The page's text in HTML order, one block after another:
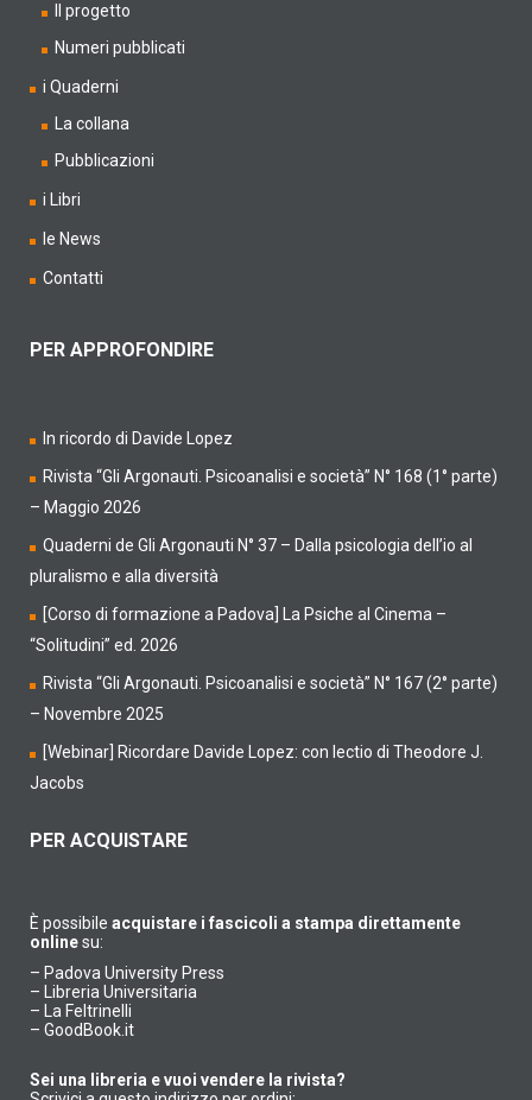
Il progetto
Numeri pubblicati
i Quaderni
La collana
Pubblicazioni
i Libri
le News
Contatti
PER APPROFONDIRE
In ricordo di Davide Lopez
Rivista “Gli Argonauti. Psicoanalisi e società” N° 168 (1° parte)
– Maggio 2026
Quaderni de Gli Argonauti N° 37 – Dalla psicologia dell’io al
pluralismo e alla diversità
[Corso di formazione a Padova] La Psiche al Cinema –
“Solitudini” ed. 2026
Rivista “Gli Argonauti. Psicoanalisi e società” N° 167 (2° parte)
– Novembre 2025
[Webinar] Ricordare Davide Lopez: con lectio di Theodore J.
Jacobs
PER ACQUISTARE
È possibile acquistare i fascicoli a stampa direttamente
onlinesu:
– Padova University Press
–
Libreria Universitaria
–
La Feltrinelli
– GoodBook.it
Sei una libreria e vuoi vendere la rivista?